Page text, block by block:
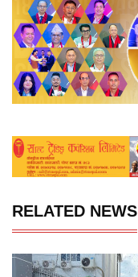
RELATED NEWS